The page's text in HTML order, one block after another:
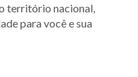
território nacional,
para você e sua